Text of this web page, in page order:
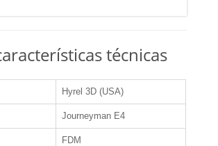
técnicas
Hyrel 3D (USA)
Journeyman E4
FDM